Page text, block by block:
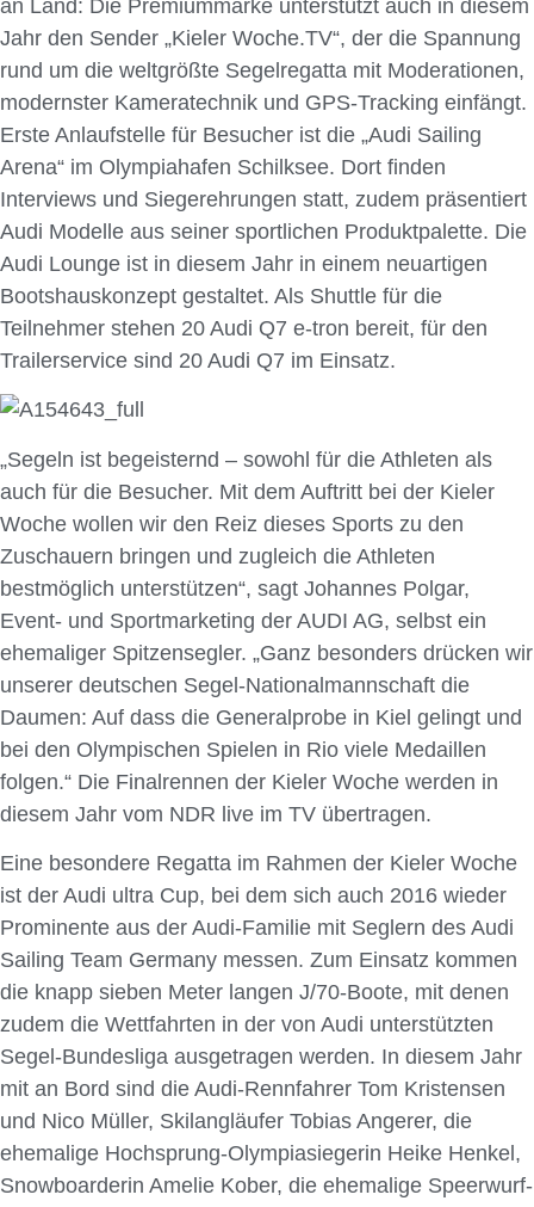
an Land: Die Premiummarke unterstützt auch in diesem
Jahr den Sender „Kieler Woche.TV“, der die Spannung
rund um die weltgrößte Segel­­regatta mit Moderationen,
modernster Kameratechnik und GPS-Tracking ein­fängt.
Erste Anlaufstelle für Besucher ist die „Audi Sailing
Arena“ im Olympia­hafen Schilksee. Dort finden
Interviews und Siegerehrungen statt, zudem präsentiert
Audi Modelle aus seiner sportlichen Produktpalette. Die
Audi Lounge ist in diesem Jahr in einem neuartigen
Bootshauskonzept gestaltet. Als Shuttle für die
Teilnehmer stehen 20 Audi Q7 e-tron bereit, für den
Trailerservice sind 20 Audi Q7 im Einsatz.
„Segeln ist begeisternd – sowohl für die Athleten als
auch für die Besucher. Mit dem Auftritt bei der Kieler
Woche wollen wir den Reiz dieses Sports zu den
Zuschauern bringen und zugleich die Athleten
bestmöglich unterstützen“, sagt Johannes Polgar,
Event- und Sportmarketing der AUDI AG, selbst ein
ehemaliger Spitzen­segler. „Ganz besonders drücken wir
unserer deutschen Segel-Nationalmannschaft die
Daumen: Auf dass die Generalprobe in Kiel gelingt und
bei den Olympischen Spielen in Rio viele Medaillen
folgen.“ Die Finalrennen der Kieler Woche werden in
diesem Jahr vom NDR live im TV übertragen.
Eine besondere Regatta im Rahmen der Kieler Woche
ist der Audi ultra Cup, bei dem sich auch 2016 wieder
Prominente aus der Audi-Familie mit Seglern des Audi
Sailing Team Germany messen. Zum Einsatz kommen
die knapp sieben Meter langen J/70-Boote, mit denen
zudem die Wettfahrten in der von Audi unterstützten
Segel-Bundesliga ausgetragen werden. In diesem Jahr
mit an Bord sind die Audi-Renn­fahrer Tom Kristensen
und Nico Müller, Skilangläufer Tobias Angerer, die
ehemalige Hochsprung-Olympiasiegerin Heike Henkel,
Snowboarderin Amelie Kober, die ehemalige Speerwurf-